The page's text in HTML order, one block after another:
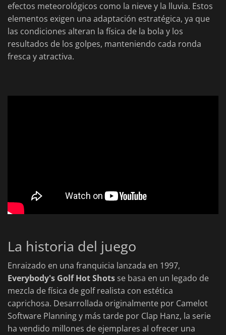
efectos meteorológicos como la nieve y la lluvia. Estos
elementos exigen una adaptación estratégica, ya que
las condiciones alteran la física de la bola y los
resultados de los golpes, manteniendo cada ronda
fresca y atractiva.
La historia del juego
Enraizado en una franquicia lanzada en 1997,
Everybody's Golf Hot Shots se basa en un legado de
mezcla de física de golf realista con estética
caprichosa. Desarrollada originalmente por Camelot
Software Planning y más tarde por Clap Hanz, la serie
ha vendido millones de ejemplares al ofrecer una